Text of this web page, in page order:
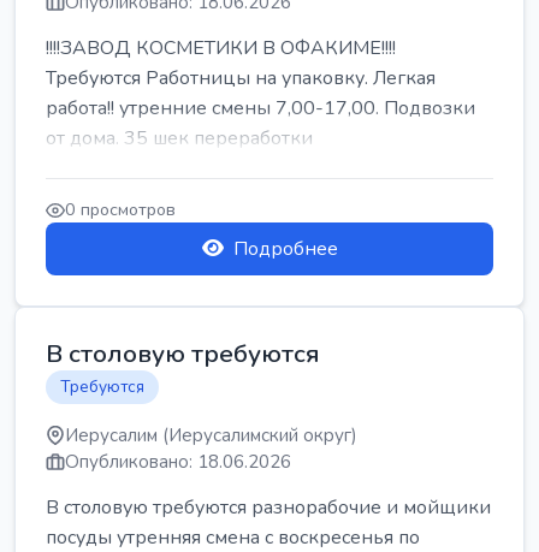
!!!!ЗАВОД КОСМЕТИКИ В ОФАКИМЕ!!!!
Требуются Работницы на упаковку. Легкая
работа!! утренние смены 7,00-17,00. Подвозки
от дома. 35 шек переработки
0 просмотров
Подробнее
В столовую требуются
Требуются
Иерусалим (Иерусалимский округ)
Опубликовано: 18.06.2026
В столовую требуются разнорабочие и мойщики
посуды утренняя смена с воскресенья по